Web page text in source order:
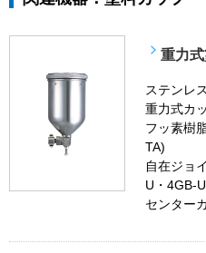
重力
ステンレ
重力式カ
フッ素樹
TA)
自在ジョ
U・4GB-
センター